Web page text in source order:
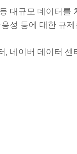
대규모 데이터를
성 등에 대한 규
, 네이버 데이터